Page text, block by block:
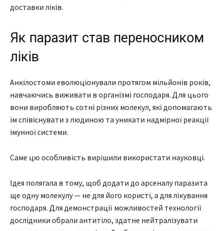
доставки ліків.
Як паразит став переносником
ліків
Анкілостоми еволюціонували протягом мільйонів років,
навчаючись виживати в організмі господаря. Для цього
вони виробляють сотні різних молекул, які допомагають
їм співіснувати з людиною та уникати надмірної реакції
імунної системи.
Саме цю особливість вирішили використати науковці.
Ідея полягала в тому, щоб додати до арсеналу паразита
ще одну молекулу — не для його користі, а для лікування
господаря. Для демонстрації можливостей технології
дослідники обрали антитіло, здатне нейтралізувати